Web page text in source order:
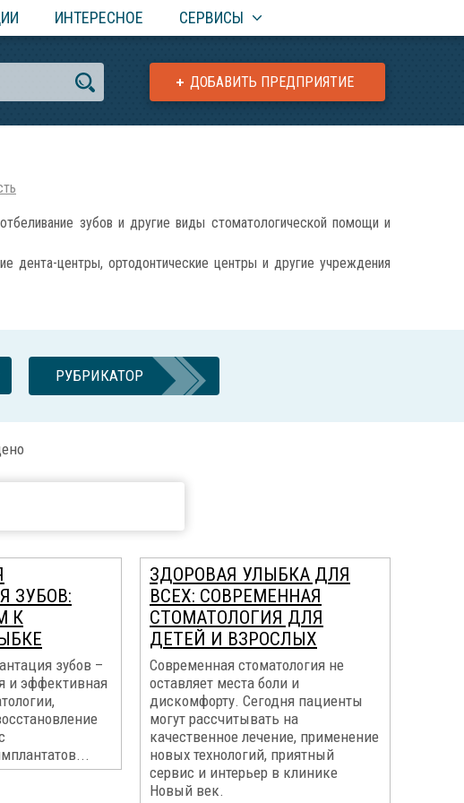
ИНТЕРЕСНОЕ СЕРВИСЫ
ДОБАВИТЬ ПРЕДПРИЯТИЕ
зубов и другие виды стоматологической помощи и
дента-центры, ортодонтические центры и другие учреждения
РУБРИКАТОР
ЗУБОВ:
К
зубов –
и эффективная
ЗДОРОВАЯ УЛЫБКА ДЛЯ
ВСЕХ: СОВРЕМЕННАЯ
СТОМАТОЛОГИЯ ДЛЯ
ДЕТЕЙ И ВЗРОСЛЫХ
Современная стоматология не
оставляет места боли и
дискомфорту. Сегодня пациенты
могут рассчитывать на
качественное лечение, применение
новых технологий, приятный
сервис и интерьер в клинике
Новый век.